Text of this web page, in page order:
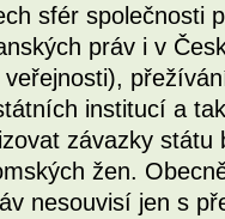
sfér společnosti
práv i v
veřejnosti),
institucí a
závazky
žen.
nesouvisí jen s